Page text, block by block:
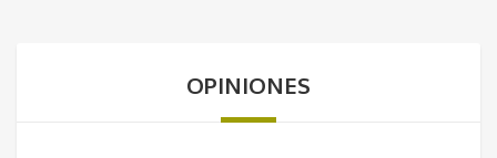
OPINIONES